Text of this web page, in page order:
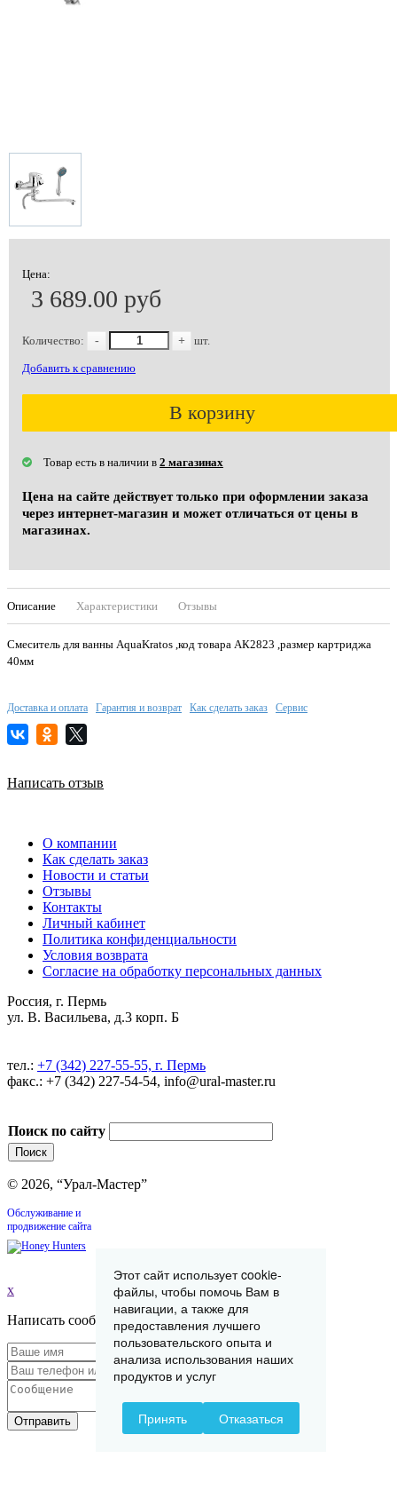
Цена:
3 689.00 руб
Количество: - + шт.
Добавить к сравнению
В корзину
Товар есть в наличии в 2 магазинах
Цена на сайте действует только при оформлении заказа
через интернет-магазин и может отличаться от цены в
магазинах.
Описание Характеристики Отзывы
Смеситель для ванны AquaKratos ,код товара АК2823 ,размер картриджа
40мм
Доставка и оплата Гарантия и возврат Как сделать заказ Сервис
Написать отзыв
О компании
Как сделать заказ
Новости и статьи
Отзывы
Контакты
Личный кабинет
Политика конфиденциальности
Условия возврата
Согласие на обработку персональных данных
Россия, г. Пермь
ул. В. Васильева, д.3 корп. Б
тел.: +7 (342) 227-55-55, г. Пермь
факс.: +7 (342) 227-54-54, info@ural-master.ru
Поиск по сайту
© 2026, “Урал-Мастер”
Обслуживание и
продвижение сайта
x
Написать сообщение
Отправить
Этот сайт использует cookie-
файлы, чтобы помочь Вам в
навигации, а также для
предоставления лучшего
пользовательского опыта и
анализа использования наших
продуктов и услуг
Принять Отказаться